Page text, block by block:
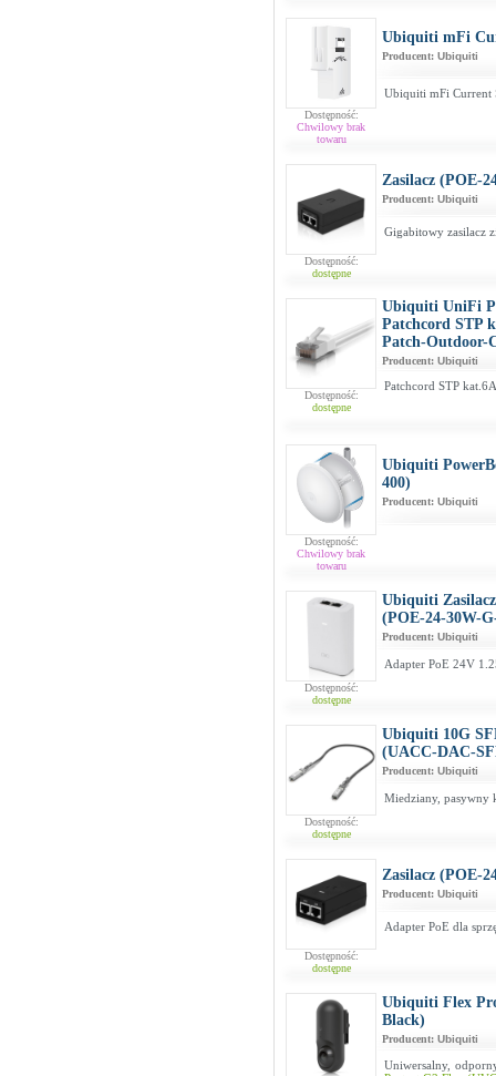
Dostępność:
Chwilowy brak
towaru
Ubiquiti mFi
Producent: Ubiquiti
Ubiquiti mFi Current
Dostępność:
dostępne
Zasilacz (POE-
Producent: Ubiquiti
Gigabitowy zasilacz
Dostępność:
dostępne
Ubiquiti UniFi
Patchcord STP
Patch-Outdoor-
Producent: Ubiquiti
Patchcord STP
Dostępność:
Chwilowy brak
towaru
Ubiquiti
400)
Producent: Ubiquiti
Dostępność:
dostępne
Ubiquiti
(POE-24-30W-
Producent: Ubiquiti
Adapter PoE 24V
Dostępność:
dostępne
Ubiquiti 10G
(UACC-DAC-
Producent: Ubiquiti
Miedziany, pasywny
Dostępność:
dostępne
Zasilacz (POE-
Producent: Ubiquiti
Adapter PoE dla
Ubiquiti Flex
Black)
Producent: Ubiquiti
Uniwersalny,